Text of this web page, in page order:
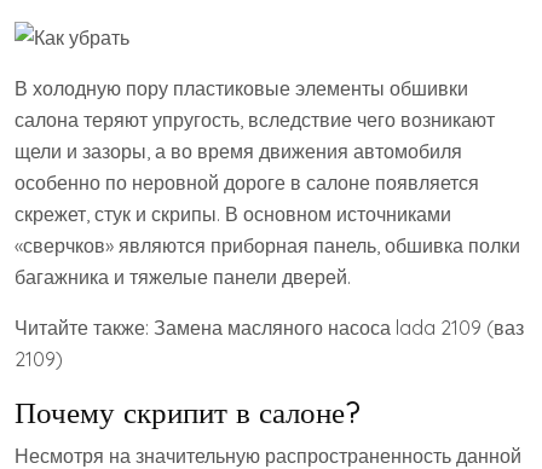
В холодную пору пластиковые элементы обшивки
салона теряют упругость, вследствие чего возникают
щели и зазоры, а во время движения автомобиля
особенно по неровной дороге в салоне появляется
скрежет, стук и скрипы. В основном источниками
«сверчков» являются приборная панель, обшивка полки
багажника и тяжелые панели дверей.
Читайте также: Замена масляного насоса lada 2109 (ваз
2109)
Почему скрипит в салоне?
Несмотря на значительную распространенность данной